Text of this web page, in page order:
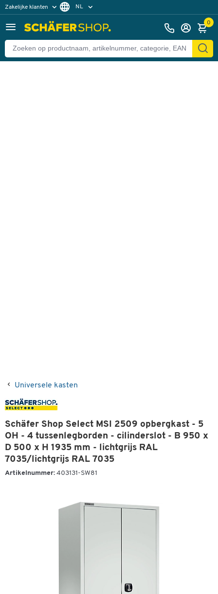
Zakelijke klanten
Particuliere klanten
NL
0
Universele kasten
Schäfer Shop Select MSI 2509 opbergkast - 5
OH - 4 tussenlegborden - cilinderslot - B 950 x
D 500 x H 1935 mm - lichtgrijs RAL
7035/lichtgrijs RAL 7035
Artikelnummer: 403131-SW81
Terug